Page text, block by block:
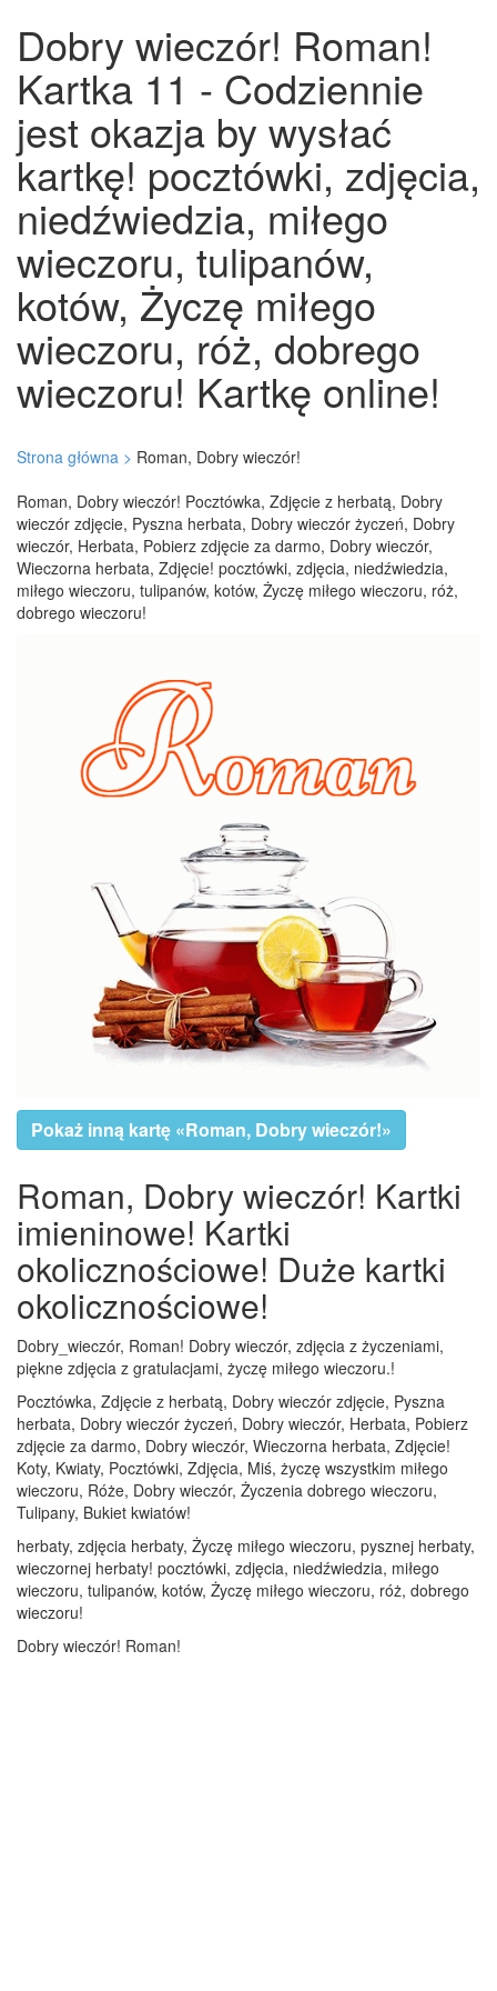
Dobry wieczór! Roman!
Kartka 11 - Codziennie
jest okazja by wysłać
kartkę! pocztówki, zdjęcia,
niedźwiedzia, miłego
wieczoru, tulipanów,
kotów, Życzę miłego
wieczoru, róż, dobrego
wieczoru! Kartkę online!
Strona główna > Roman, Dobry wieczór!
Roman, Dobry wieczór! Pocztówka, Zdjęcie z herbatą, Dobry
wieczór zdjęcie, Pyszna herbata, Dobry wieczór życzeń, Dobry
wieczór, Herbata, Pobierz zdjęcie za darmo, Dobry wieczór,
Wieczorna herbata, Zdjęcie! pocztówki, zdjęcia, niedźwiedzia,
miłego wieczoru, tulipanów, kotów, Życzę miłego wieczoru, róż,
dobrego wieczoru!
Pokaż inną kartę «Roman, Dobry wieczór!»
Roman, Dobry wieczór! Kartki
imieninowe! Kartki
okolicznościowe! Duże kartki
okolicznościowe!
Dobry_wieczór, Roman! Dobry wieczór, zdjęcia z życzeniami,
piękne zdjęcia z gratulacjami, życzę miłego wieczoru.!
Pocztówka, Zdjęcie z herbatą, Dobry wieczór zdjęcie, Pyszna
herbata, Dobry wieczór życzeń, Dobry wieczór, Herbata, Pobierz
zdjęcie za darmo, Dobry wieczór, Wieczorna herbata, Zdjęcie!
Koty, Kwiaty, Pocztówki, Zdjęcia, Miś, życzę wszystkim miłego
wieczoru, Róże, Dobry wieczór, Życzenia dobrego wieczoru,
Tulipany, Bukiet kwiatów!
herbaty, zdjęcia herbaty, Życzę miłego wieczoru, pysznej herbaty,
wieczornej herbaty! pocztówki, zdjęcia, niedźwiedzia, miłego
wieczoru, tulipanów, kotów, Życzę miłego wieczoru, róż, dobrego
wieczoru!
Dobry wieczór! Roman!